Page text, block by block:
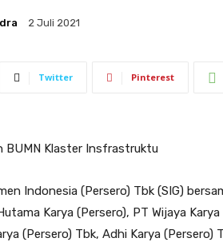
2 Juli 2021
Twitter Pinterest
BUMN Klaster Insfrastruktu
Indonesia (Persero) Tbk (SIG)
Karya (Persero), PT Wijaya
(Persero) Tbk, Adhi Karya